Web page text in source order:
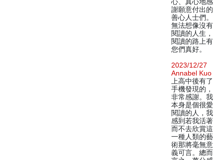
謝願意付出的
善心人士們。
無法想像沒有
閱讀的人生，
閱讀的路上有
您們真好。
2023/12/27
Annabel Kuo
上高中後有了
手機發現的，
非常感謝。我
本身是個很愛
閱讀的人，我
感到若我活著
而不去欣賞這
一種人類的藝
術那將毫無意
義可言。總而